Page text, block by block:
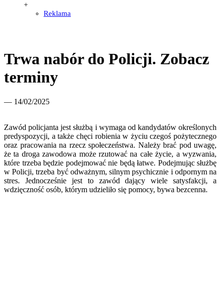
+
Reklama
Trwa nabór do Policji. Zobacz
terminy
— 14/02/2025
Zawód policjanta jest służbą i wymaga od kandydatów określonych
predyspozycji, a także chęci robienia w życiu czegoś pożytecznego
oraz pracowania na rzecz społeczeństwa. Należy brać pod uwagę,
że ta droga zawodowa może rzutować na całe życie, a wyzwania,
które trzeba będzie podejmować nie będą łatwe. Podejmując służbę
w Policji, trzeba być odważnym, silnym psychicznie i odpornym na
stres. Jednocześnie jest to zawód dający wiele satysfakcji, a
wdzięczność osób, którym udzieliło się pomocy, bywa bezcenna.